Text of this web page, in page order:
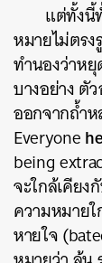
แต่ทั้งนี้
หมายไม่ตร
ทำนองว่าหยุ
บางอย่าง ตั
ออกจากถ้ำ
Everyone
being
จะใกล้เคีย
ความหมาย
หายใจ